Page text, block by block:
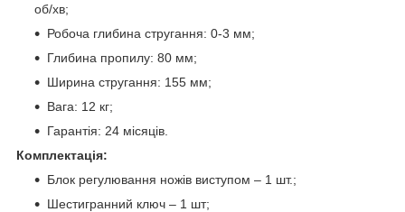
об/хв;
Робоча глибина стругання: 0-3 мм;
Глибина пропилу: 80 мм;
Ширина стругання: 155 мм;
Вага: 12 кг;
Гарантія: 24 місяців.
Комплектація:
Блок регулювання ножів виступом – 1 шт.;
Шестигранний ключ – 1 шт;